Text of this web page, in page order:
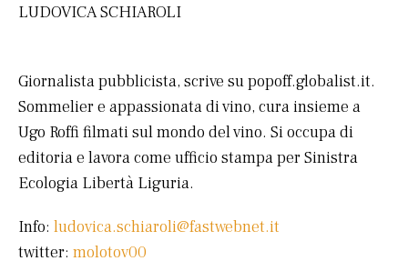
LUDOVICA SCHIAROLI
Giornalista pubblicista, scrive su popoff.globalist.it.
Sommelier e appassionata di vino, cura insieme a
Ugo Roffi filmati sul mondo del vino. Si occupa di
editoria e lavora come ufficio stampa per Sinistra
Ecologia Libertà Liguria.
Info: ludovica.schiaroli@fastwebnet.it
twitter: molotov00